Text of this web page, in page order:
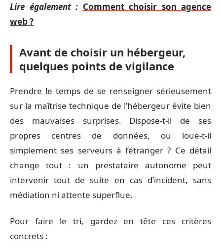
Lire également : Comment choisir son agence
web ?
Avant de choisir un hébergeur,
quelques points de vigilance
Prendre le temps de se renseigner sérieusement
sur la maîtrise technique de l’hébergeur évite bien
des mauvaises surprises. Dispose-t-il de ses
propres centres de données, ou loue-t-il
simplement ses serveurs à l’étranger ? Ce détail
change tout : un prestataire autonome peut
intervenir tout de suite en cas d’incident, sans
médiation ni attente superflue.
Pour faire le tri, gardez en tête ces critères
concrets :